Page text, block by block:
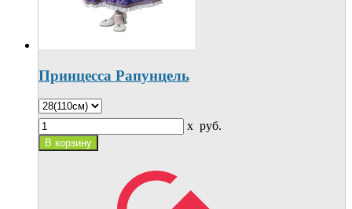
Принцесса Рапунцель
x руб.